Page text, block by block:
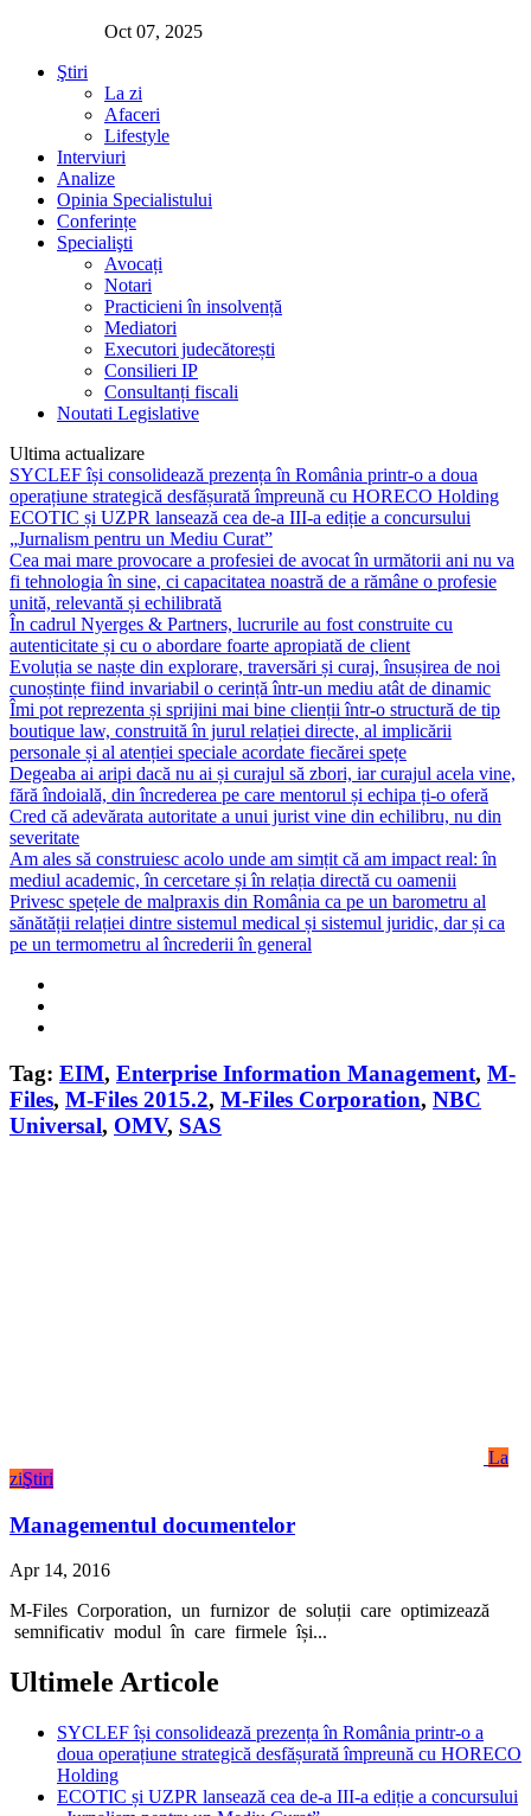
Oct 07, 2025
Ştiri
La zi
Afaceri
Lifestyle
Interviuri
Analize
Opinia Specialistului
Conferințe
Specialişti
Avocați
Notari
Practicieni în insolvență
Mediatori
Executori judecătorești
Consilieri IP
Consultanți fiscali
Noutati Legislative
Ultima actualizare
SYCLEF își consolidează prezența în România printr-o a doua
operațiune strategică desfășurată împreună cu HORECO Holding
ECOTIC și UZPR lansează cea de-a III-a ediție a concursului
„Jurnalism pentru un Mediu Curat”
Cea mai mare provocare a profesiei de avocat în următorii ani nu va
fi tehnologia în sine, ci capacitatea noastră de a rămâne o profesie
unită, relevantă și echilibrată
În cadrul Nyerges & Partners, lucrurile au fost construite cu
autenticitate și cu o abordare foarte apropiată de client
Evoluția se naște din explorare, traversări și curaj, însușirea de noi
cunoștințe fiind invariabil o cerință într-un mediu atât de dinamic
Îmi pot reprezenta și sprijini mai bine clienții într-o structură de tip
boutique law, construită în jurul relației directe, al implicării
personale și al atenției speciale acordate fiecărei spețe
Degeaba ai aripi dacă nu ai și curajul să zbori, iar curajul acela vine,
fără îndoială, din încrederea pe care mentorul și echipa ți-o oferă
Cred că adevărata autoritate a unui jurist vine din echilibru, nu din
severitate
Am ales să construiesc acolo unde am simțit că am impact real: în
mediul academic, în cercetare și în relația directă cu oamenii
Privesc spețele de malpraxis din România ca pe un barometru al
sănătății relației dintre sistemul medical și sistemul juridic, dar și ca
pe un termometru al încrederii în general
Tag: EIM, Enterprise Information Management, M-
Files, M-Files 2015.2, M-Files Corporation, NBC
Universal, OMV, SAS
La
ziŞtiri
Managementul documentelor
Apr 14, 2016
M-Files Corporation, un furnizor de soluții care optimizează
semnificativ modul în care firmele își...
Ultimele Articole
SYCLEF își consolidează prezența în România printr-o a
doua operațiune strategică desfășurată împreună cu HORECO
Holding
ECOTIC și UZPR lansează cea de-a III-a ediție a concursului